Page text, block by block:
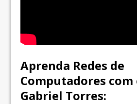
Aprenda Redes de
Computadores
Gabriel Torres: